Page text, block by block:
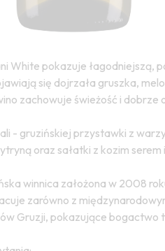
White pokazuje łagodniejszą,
się dojrzała gruszka,
zachowuje świeżość i
- gruzińskiej przystawki z
oraz sałatki z kozim serem
winnica założona w 2008
zarówno z
Gruzji, pokazujące bogactwo